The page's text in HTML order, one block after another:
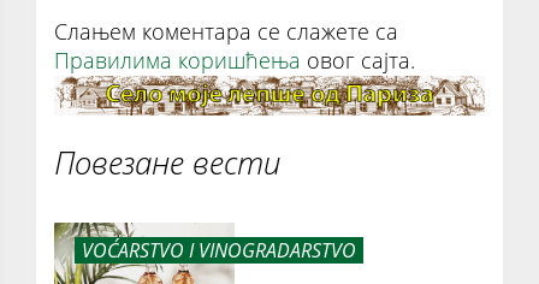
Слањем коментара се слажете са
Правилима коришћења овог сајта.
Повезане вести
VOĆARSTVO I VINOGRADARSTVO